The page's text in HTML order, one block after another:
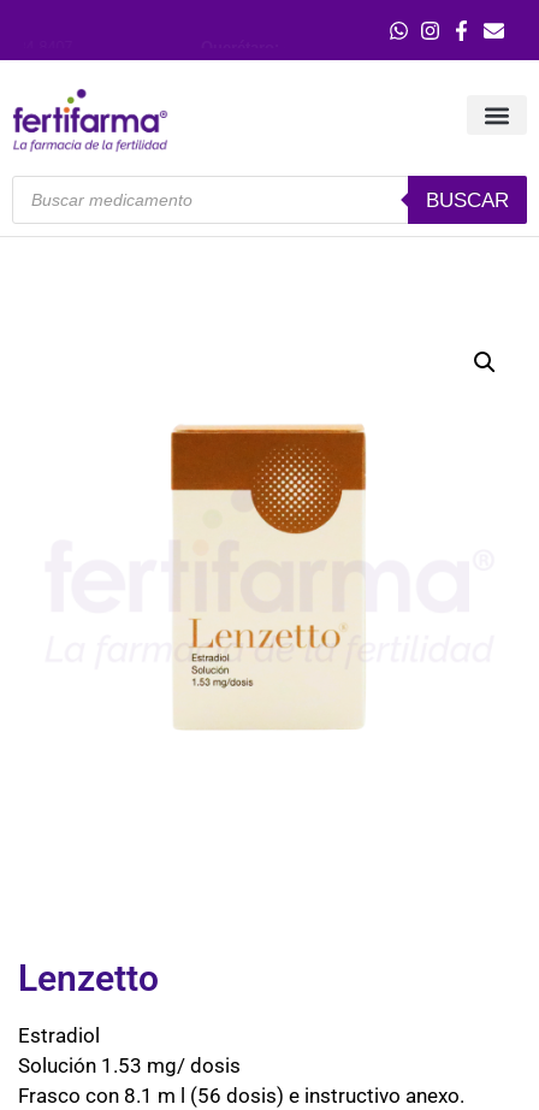
BUSCAR
Lenzetto
Estradiol
Solución 1.53 mg/ dosis
Frasco con 8.1 m l (56 dosis) e instructivo anexo.